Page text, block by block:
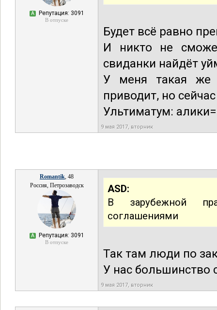
А Репутация: 3091
В отпуске
Будет всё равно
И никто не
свиданки найдёт
У меня такая же
приводит, но
Ультиматум:
9 мая 2017, вторник
Romantik, 48
Россия, Петрозаводск
А Репутация: 3091
В отпуске
ASD:
В зарубежной
соглашениями
Так там люди по
У нас большинство
9 мая 2017, вторник